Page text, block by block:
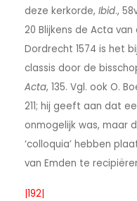
deze kerkorde, Ibid.,
20 Blijkens de Acta
Dordrecht 1574 is het
classis door de
Acta, 135. Vgl. ook O.
211; hij geeft aan dat
onmogelijk was, maar
‘colloquia’ hebben
van Emden te
|192|